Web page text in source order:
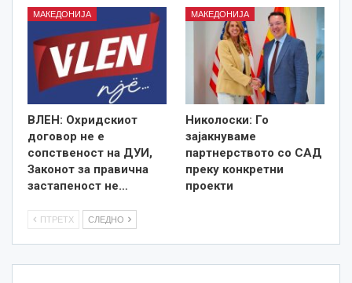
МАКЕДОНИЈА
ВЛЕН: Охридскиот
договор не е
сопственост на ДУИ,
Законот за правична
застапеност не…
МАКЕДОНИЈА
Николоски: Го
зајакнуваме
партнерството со САД
преку конкретни
проекти
ПТРЕТХ СЛЕДНО